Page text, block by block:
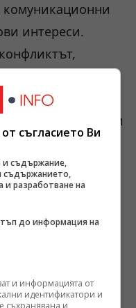
интереси.
той на войните от
се превръща в
поколение бойни
съгласието Ви
и съдържание,
съдържанието,
и разработване на
до информация на
и информацията от
идентификатори и
съхранявана и